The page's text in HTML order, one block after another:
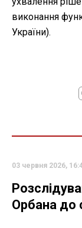
виконання
України).
03 червня 2026,
Орбана до